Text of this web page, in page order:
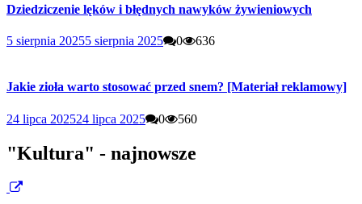
Dziedziczenie lęków i błędnych nawyków żywieniowych
5 sierpnia 20255 sierpnia 2025 0 636
Jakie zioła warto stosować przed snem? [Materiał reklamowy]
24 lipca 202524 lipca 2025 0 560
"Kultura" - najnowsze